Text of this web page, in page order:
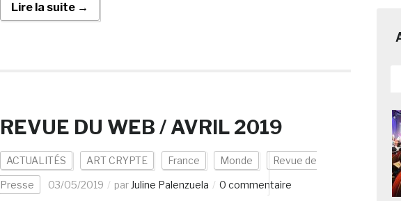
Lire la suite →
REVUE DU WEB / AVRIL 2019
ACTUALITÉS ART CRYPTE France Monde Revue de
Presse 03/05/2019 par Juline Palenzuela 0 commentaire